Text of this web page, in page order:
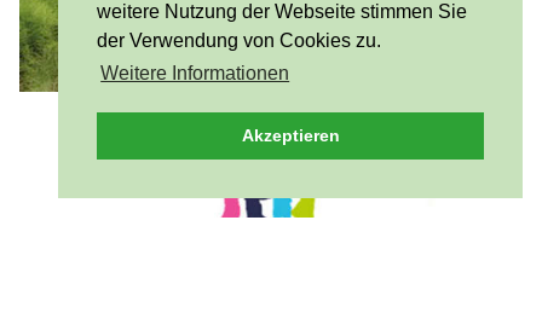
weitere Nutzung der Webseite stimmen Sie
der Verwendung von Cookies zu.
Weitere Informationen
Akzeptieren